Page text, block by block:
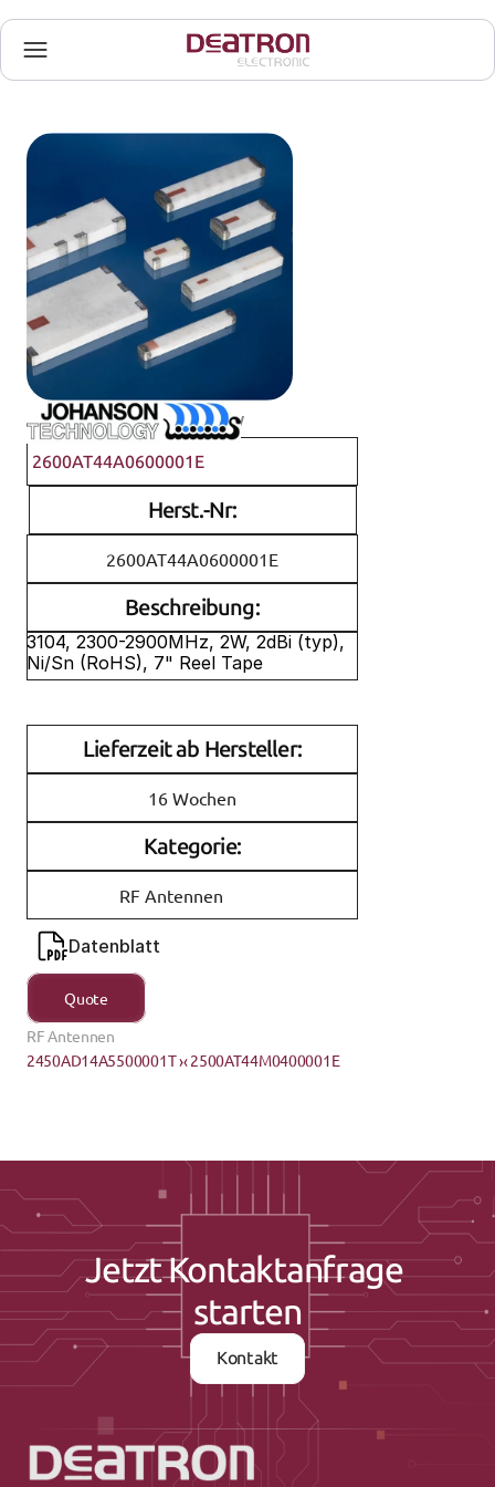
Johanson Technology
2600AT44A0600001E
Herst.-Nr:
2600AT44A0600001E
Beschreibung:
3104, 2300-2900MHz, 2W, 2dBi (typ),
Ni/Sn (RoHS), 7" Reel Tape
Lieferzeit ab Hersteller:
16 Wochen
Kategorie:
RF Antennen
Datenblatt
Quote
RF Antennen
2450AD14A5500001T ›‹ 2500AT44M0400001E
Jetzt Kontaktanfrage
starten
Kontakt